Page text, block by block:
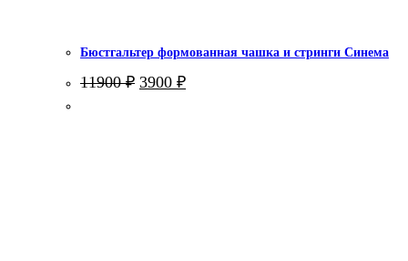
Бюстгальтер формованная чашка и стринги Синема
11900₽ Первоначальная
3900 ₽Текущая